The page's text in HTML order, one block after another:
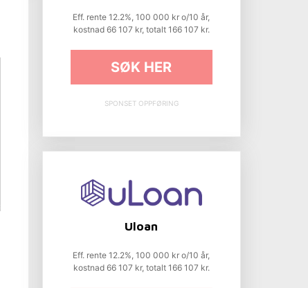
Eff. rente 12.2%, 100 000 kr o/10 år,
kostnad 66 107 kr, totalt 166 107 kr.
SØK HER
SPONSET OPPFØRING
Uloan
Eff. rente 12.2%, 100 000 kr o/10 år,
kostnad 66 107 kr, totalt 166 107 kr.